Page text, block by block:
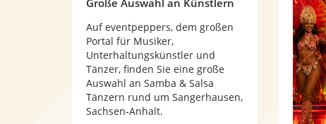
Große Auswahl an Künstlern
Auf eventpeppers, dem großen
Portal für Musiker,
Unterhaltungskünstler und
Tänzer, finden Sie eine große
Auswahl an Samba & Salsa
Tänzern rund um Sangerhausen,
Sachsen-Anhalt.